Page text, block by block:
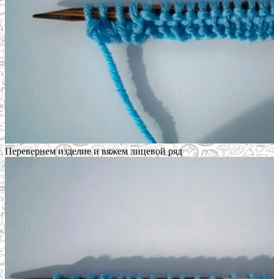
Перевернем изделие и вяжем лицевой ряд